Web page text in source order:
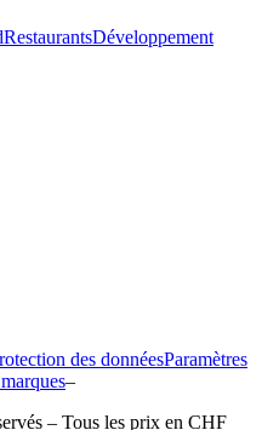
RestaurantsDéveloppement
des donnéesParamètres
–
– Tous les prix en CHF